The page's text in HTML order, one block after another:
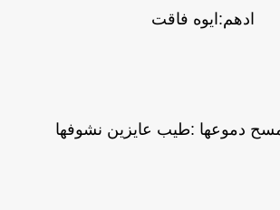
ادهم:ايوه فاقت
دموعها :طيب عايزين نشوفها